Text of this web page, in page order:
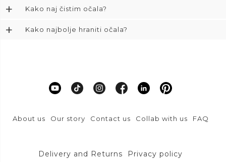
+ Kako naj čistim očala?
+ Kako najbolje hraniti očala?
About us Our story Contact us Collab with us FAQ
Delivery and Returns Privacy policy